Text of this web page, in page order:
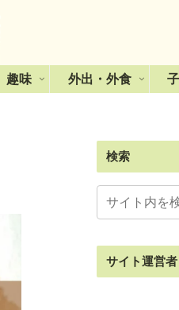
趣味 外出・外食
検索
サイト運営者